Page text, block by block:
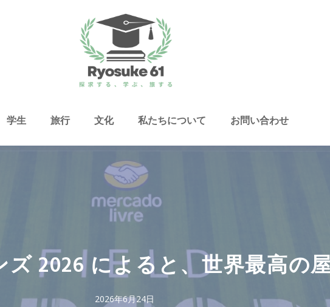
学生 旅行 文化 私たちについて お問い合わせ
2026 によると、世界最高の
2026年6月24日